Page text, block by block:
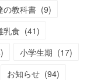
の教科書 (9)
乳食 (41)
) 小学生期 (17)
お知らせ (94)